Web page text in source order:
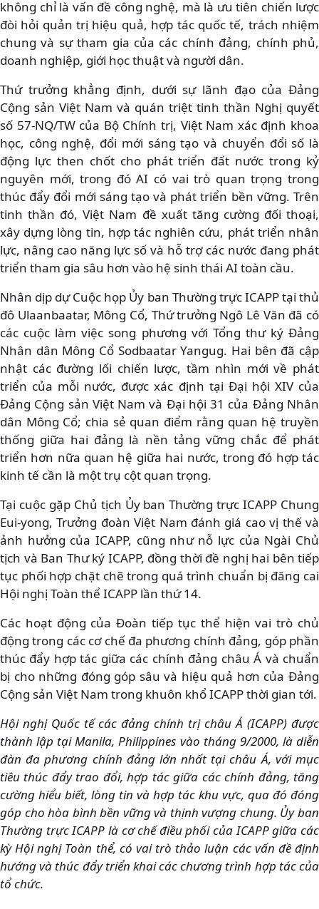
không chỉ là vấn đề công nghệ, mà là ưu tiên chiến lược
đòi hỏi quản trị hiệu quả, hợp tác quốc tế, trách nhiệm
chung và sự tham gia của các chính đảng, chính phủ,
doanh nghiệp, giới học thuật và người dân.
Thứ trưởng khẳng định, dưới sự lãnh đạo của Đảng
Cộng sản Việt Nam và quán triệt tinh thần Nghị quyết
số 57-NQ/TW của Bộ Chính trị, Việt Nam xác định khoa
học, công nghệ, đổi mới sáng tạo và chuyển đổi số là
động lực then chốt cho phát triển đất nước trong kỷ
nguyên mới, trong đó AI có vai trò quan trọng trong
thúc đẩy đổi mới sáng tạo và phát triển bền vững. Trên
tinh thần đó, Việt Nam đề xuất tăng cường đối thoại,
xây dựng lòng tin, hợp tác nghiên cứu, phát triển nhân
lực, nâng cao năng lực số và hỗ trợ các nước đang phát
triển tham gia sâu hơn vào hệ sinh thái AI toàn cầu.
Nhân dịp dự Cuộc họp Ủy ban Thường trực ICAPP tại thủ
đô Ulaanbaatar, Mông Cổ, Thứ trưởng Ngô Lê Văn đã có
các cuộc làm việc song phương với Tổng thư ký Đảng
Nhân dân Mông Cổ Sodbaatar Yangug. Hai bên đã cập
nhật các đường lối chiến lược, tầm nhìn mới về phát
triển của mỗi nước, được xác định tại Đại hội XIV của
Đảng Cộng sản Việt Nam và Đại hội 31 của Đảng Nhân
dân Mông Cổ; chia sẻ quan điểm rằng quan hệ truyền
thống giữa hai đảng là nền tảng vững chắc để phát
triển hơn nữa quan hệ giữa hai nước, trong đó hợp tác
kinh tế cần là một trụ cột quan trọng.
Tại cuộc gặp Chủ tịch Ủy ban Thường trực ICAPP Chung
Eui-yong, Trưởng đoàn Việt Nam đánh giá cao vị thế và
ảnh hưởng của ICAPP, cũng như nỗ lực của Ngài Chủ
tịch và Ban Thư ký ICAPP, đồng thời đề nghị hai bên tiếp
tục phối hợp chặt chẽ trong quá trình chuẩn bị đăng cai
Hội nghị Toàn thể ICAPP lần thứ 14.
Các hoạt động của Đoàn tiếp tục thể hiện vai trò chủ
động trong các cơ chế đa phương chính đảng, góp phần
thúc đẩy hợp tác giữa các chính đảng châu Á và chuẩn
bị cho những đóng góp sâu và hiệu quả hơn của Đảng
Cộng sản Việt Nam trong khuôn khổ ICAPP thời gian tới.
Hội nghị Quốc tế các đảng chính trị châu Á (ICAPP) được
thành lập tại Manila, Philippines vào tháng 9/2000, là diễn
đàn đa phương chính đảng lớn nhất tại châu Á, với mục
tiêu thúc đẩy trao đổi, hợp tác giữa các chính đảng, tăng
cường hiểu biết, lòng tin và hợp tác khu vực, qua đó đóng
góp cho hòa bình bền vững và thịnh vượng chung. Ủy ban
Thường trực ICAPP là cơ chế điều phối của ICAPP giữa các
kỳ Hội nghị Toàn thể, có vai trò thảo luận các vấn đề định
hướng và thúc đẩy triển khai các chương trình hợp tác của
tổ chức.